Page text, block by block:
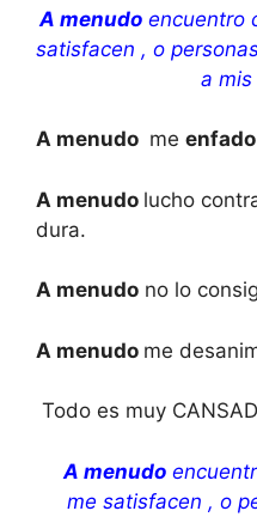
A menudo encuentro
satisfacen , o
a mis
A menudo me enfado
A menudo lucho
dura.
A menudo no lo
A menudo me
Todo es muy
A menudo
me satisfacen , o